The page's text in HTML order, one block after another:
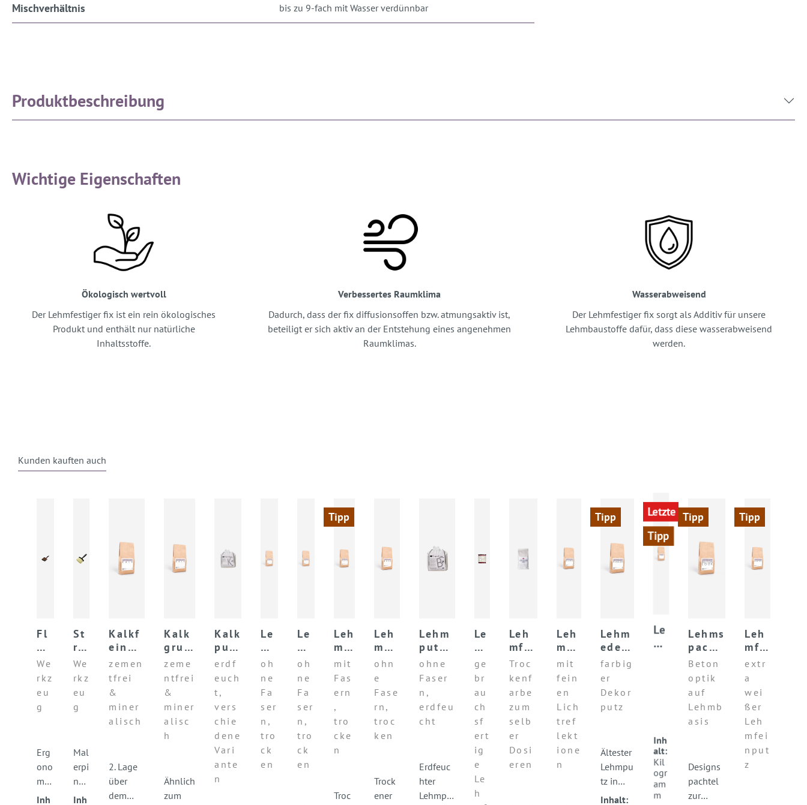
Mischverhältnis bis zu 9-fach mit Wasser verdünnbar
Produktbeschreibung
Wichtige Eigenschaften
Ökologisch wertvoll
Der Lehmfestiger fix ist ein rein ökologisches
Produkt und enthält nur natürliche
Inhaltsstoffe.
Verbessertes Raumklima
Dadurch, dass der fix diffusionsoffen bzw. atmungsaktiv ist,
beteiligt er sich aktiv an der Entstehung eines angenehmen
Raumklimas.
Wasserabweisend
Der Lehmfestiger fix sorgt als Additiv für unsere
Lehmbaustoffe dafür, dass diese wasserabweisend
werden.
Kunden kauften auch
Fl
äc
he
ns
ic
he
We
rkz
eu
g
Erg
ono
mis
che
Inh
St
rei
ch
bü
e
ov
We
rkz
eu
g
Mal
erpi
nse
lInh
Kalkf
einpu
tz
KALK
zemen
tfrei
&
miner
alisch
2. Lage
über
dem
Kalk
grun
dput
z
KALK
zeme
ntfrei
&
miner
alisc
h
Ähnlich
zum
Kalk
putz
mör
tel
KAL
K
erdf
euch
t,
vers
chie
dene
Vari
ante
n
Le
hm
fei
np
ut
z
BA
SE
oh
ne
Fa
ser
n,
tro
ck
en
Le
hm
fei
np
ut
z
BA
SE
oh
ne
Fa
ser
n,
tro
ck
en
Tipp
Leh
mu
nte
rpu
BA
SE
mit
Fas
ern
,
tro
cke
n
Troc
Leh
mob
erp
utz
BAS
E
ohn
e
Fase
rn,
troc
ken
Trock
ener
Lehm
putz
BASE
Unive
ohne
Faser
n,
erdfeu
cht
Erdfeuc
hter
Lehmpu
Le
h
mf
ar
I-
PA
IN
T
ge
br
au
ch
sf
ert
ig
e
Le
h
Leh
mfar
be
DRY
PAIN
T
Troc
kenf
arbe
zum
selb
er
Dosi
eren
Leh
mfe
inp
utz
RO
mit
fein
en
Lich
tref
lekt
ione
n
Tipp
Lehm
edelp
utz
FINIS
H
farbig
er
Dekor
putz
Ältester
Lehmpu
tz in
Europa.
Inhalt:
Letzte Chance!
Tipp
Le
z
T-
PA
IN
T
Inh
alt:
Kil
ogr
am
m
Tipp
Lehms
pacht
el
LEHM
BETO
N-
LOOK
Beton
optik
auf
Lehmb
asis
Designs
pachtel
zur
Tipp
Leh
mfe
inp
utz
WHI
TE
extr
a
wei
ßer
Leh
mfei
nput
z